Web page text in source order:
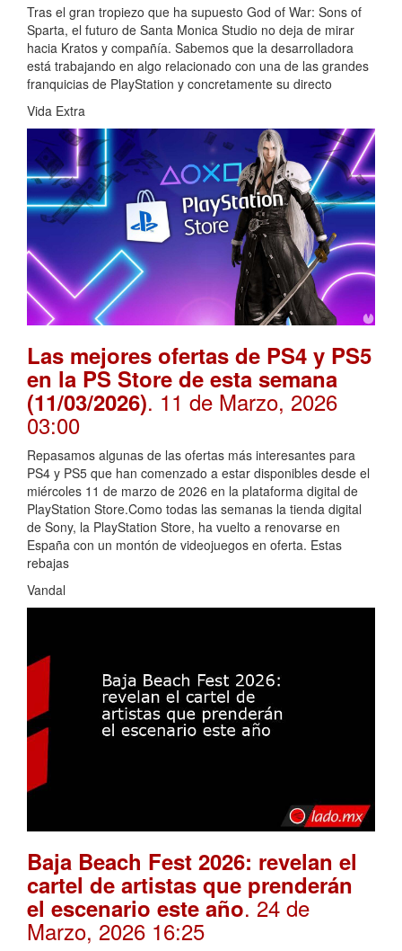
Tras el gran tropiezo que ha supuesto God of War: Sons of
Sparta, el futuro de Santa Monica Studio no deja de mirar
hacia Kratos y compañía. Sabemos que la desarrolladora
está trabajando en algo relacionado con una de las grandes
franquicias de PlayStation y concretamente su directo
Vida Extra
Las mejores ofertas de PS4 y PS5
en la PS Store de esta semana
(11/03/2026). 11 de Marzo, 2026
03:00
Repasamos algunas de las ofertas más interesantes para
PS4 y PS5 que han comenzado a estar disponibles desde el
miércoles 11 de marzo de 2026 en la plataforma digital de
PlayStation Store.Como todas las semanas la tienda digital
de Sony, la PlayStation Store, ha vuelto a renovarse en
España con un montón de videojuegos en oferta. Estas
rebajas
Vandal
Baja Beach Fest 2026: revelan el
cartel de artistas que prenderán
el escenario este año. 24 de
Marzo, 2026 16:25